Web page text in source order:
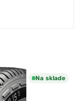
Na sklade